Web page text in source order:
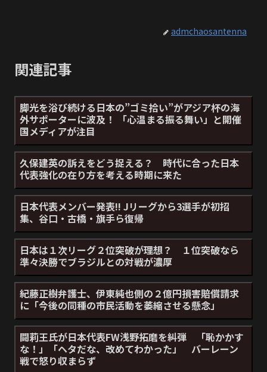
admchaosantenna
関連記事
脚光を浴び続ける日本の”ゴミ拾い”がアジア杯の海
外サポーターに波及！ 「心温まる振る舞い」と開催
国メディアが注目
久保建英の訴えをどう捉える？ 時代に合った日本
代表強化の在り方を考える時期に来た
日本代表メンバー発表!! Jリーグから3選手が初招
集、谷口・古橋・旗手ら復帰
日本は１次リーグ２位突破が理想？ １位突破なら
準々決勝でブラジルとの対戦が濃厚
紀藤正樹弁護士、伊東純也側の２億円損害賠償請求
に「今後の同種の市民活動を萎縮させる懸念」
闘莉王氏が日本代表FW浅野拓磨を糾弾 「恥かかす
な！」「ヘタだな、改めてわかった」 バーレーン
戦で怒り収まらず